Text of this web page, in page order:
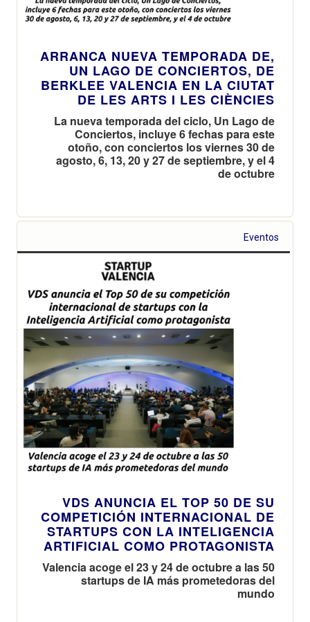
ARRANCA NUEVA TEMPORADA DE,
UN LAGO DE CONCIERTOS, DE
BERKLEE VALENCIA EN LA CIUTAT
DE LES ARTS I LES CIÈNCIES
La nueva temporada del ciclo, Un Lago de
Conciertos, incluye 6 fechas para este
otoño, con conciertos los viernes 30 de
agosto, 6, 13, 20 y 27 de septiembre, y el 4
de octubre
Eventos
VDS ANUNCIA EL TOP 50 DE SU
COMPETICIÓN INTERNACIONAL DE
STARTUPS CON LA INTELIGENCIA
ARTIFICIAL COMO PROTAGONISTA
Valencia acoge el 23 y 24 de octubre a las 50
startups de IA más prometedoras del
mundo